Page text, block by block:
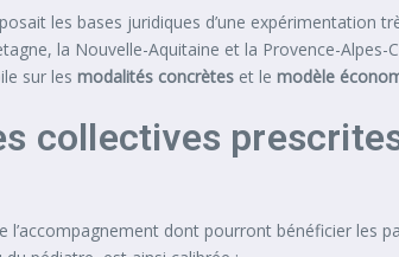
les bases juridiques d’une expérimentation
la Nouvelle-Aquitaine et la Provence-Alpes-
sur les modalités concrètes et le modèle
collectives
l’accompagnement dont pourront bénéficier